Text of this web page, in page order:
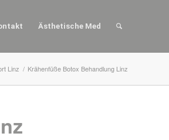
Ästhetische Med
Linz / Krähenfüße Botox Behandlung Linz